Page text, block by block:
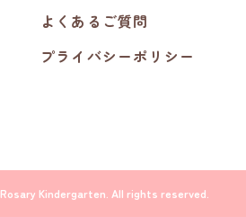
よくあるご質問
プライバシーポリシー
Kindergarten. All rights reserved.